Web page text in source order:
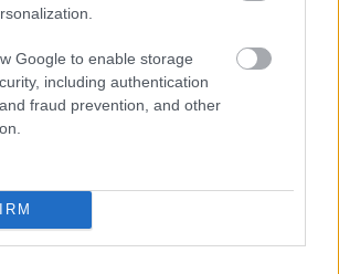
Google to enable storage
including authentication
fraud prevention, and other
be kell lépned!